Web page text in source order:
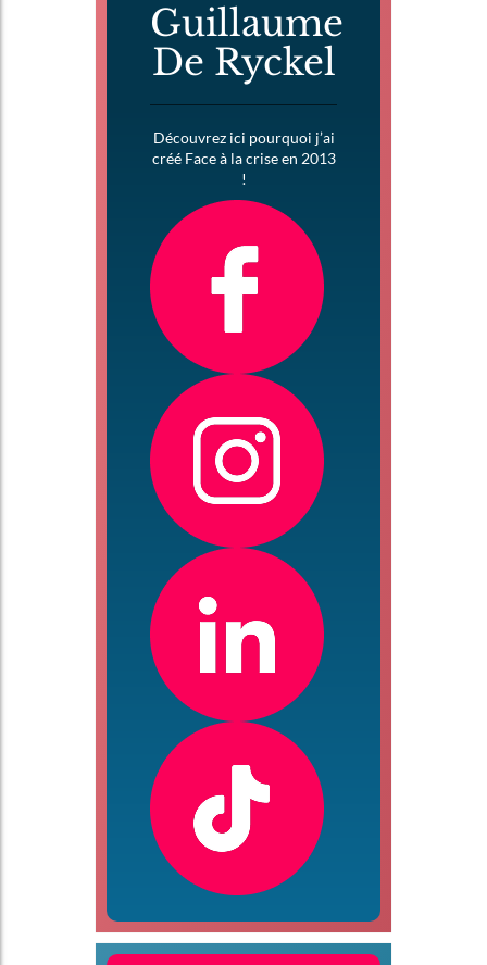
Guillaume
De Ryckel
Découvrez ici pourquoi j’ai
créé Face à la crise en 2013
!